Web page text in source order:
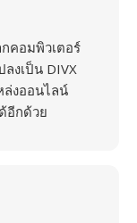
คอมพิวเตอร์
งเป็น DIVX
งออนไลน์
อีกด้วย